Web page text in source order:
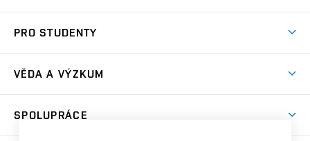
Koleje
Sport na VUT
Brno
Dny otevřených dveří
Celoživotní vzdělávání
PRO STUDENTY
Harmonogram akademického roku
Závěrečné práce
Zpracování osobních údajů studentů
Sociální bezpečí
Studium bez bariér
VĚDA A VÝZKUM
SPOLUPRÁCE